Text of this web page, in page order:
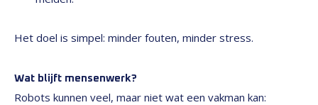
Het doel is simpel: minder fouten, minder stress.
Wat blijft mensenwerk?
Robots kunnen veel, maar niet wat een vakman kan: